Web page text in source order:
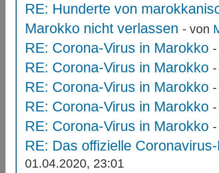
RE: Hunderte von
Marokko nicht verlassen - von
RE: Corona-Virus in Marokko
RE: Corona-Virus in Marokko
RE: Corona-Virus in Marokko
RE: Corona-Virus in Marokko
RE: Corona-Virus in Marokko
RE: Das offizielle
01.04.2020, 23:01